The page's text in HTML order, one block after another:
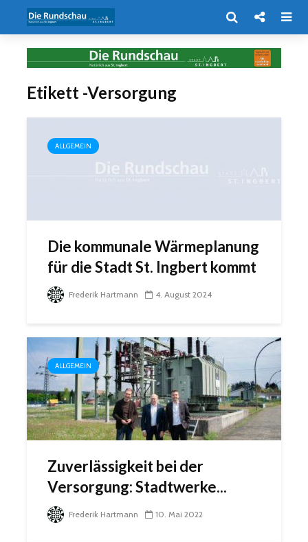
Etikett -Versorgung
ALLGEMEIN
Die kommunale Wärmeplanung
für die Stadt St. Ingbert kommt
Frederik Hartmann 4. August 2024
ALLGEMEIN
Zuverlässigkeit bei der
Versorgung: Stadtwerke...
Frederik Hartmann 10. Mai 2022